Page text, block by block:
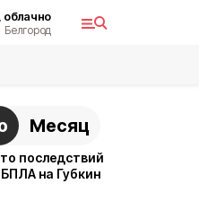
облачно
Белгород
Месяц
последствий
на Губкин